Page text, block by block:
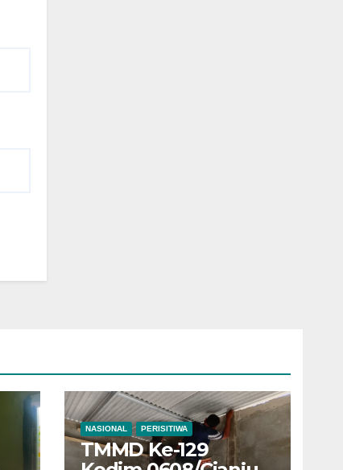
NASIONAL PERISITIWA
TMMD Ke-129